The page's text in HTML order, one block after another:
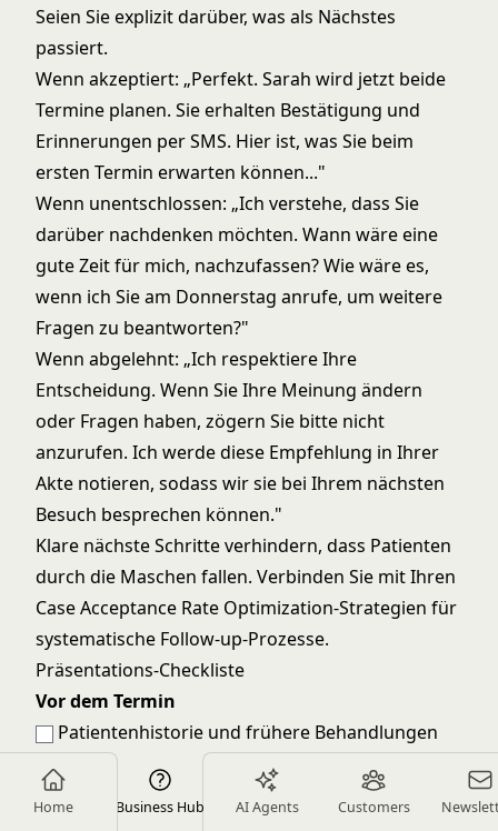
Home Business Hub AI Agents Customers
Seien Sie explizit darüber, was als Nächstes
passiert.
Wenn akzeptiert: „Perfekt. Sarah wird jetzt beide
Termine planen. Sie erhalten Bestätigung und
Erinnerungen per SMS. Hier ist, was Sie beim
ersten Termin erwarten können..."
Wenn unentschlossen: „Ich verstehe, dass Sie
darüber nachdenken möchten. Wann wäre eine
gute Zeit für mich, nachzufassen? Wie wäre es,
wenn ich Sie am Donnerstag anrufe, um weitere
Fragen zu beantworten?"
Wenn abgelehnt: „Ich respektiere Ihre
Entscheidung. Wenn Sie Ihre Meinung ändern
oder Fragen haben, zögern Sie bitte nicht
anzurufen. Ich werde diese Empfehlung in Ihrer
Akte notieren, sodass wir sie bei Ihrem nächsten
Besuch besprechen können."
Klare nächste Schritte verhindern, dass Patienten
durch die Maschen fallen. Verbinden Sie mit Ihren
Case Acceptance Rate Optimization-Strategien für
systematische Follow-up-Prozesse.
Präsentations-Checkliste
Vor dem Termin
Patientenhistorie und frühere Behandlungen
überprüfen
Relevante Röntgenbilder, Fotos und Bildgebung